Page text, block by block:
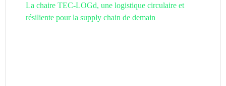
La chaire TEC-LOGd, une logistique circulaire et
résiliente pour la supply chain de demain